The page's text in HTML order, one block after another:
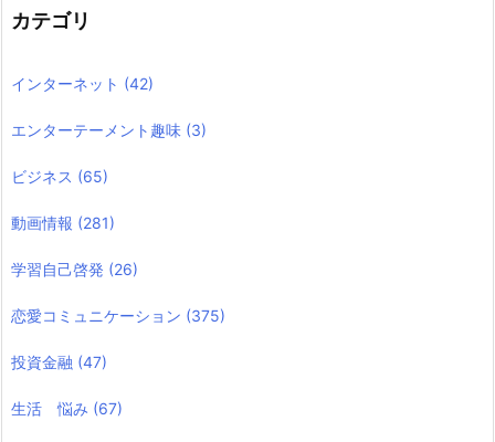
カテゴリ
インターネット (42)
エンターテーメント趣味 (3)
ビジネス (65)
動画情報 (281)
学習自己啓発 (26)
恋愛コミュニケーション (375)
投資金融 (47)
生活 悩み (67)